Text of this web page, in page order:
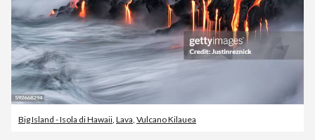
Big Island - Isola di Hawaii, Lava, Vulcano Kilauea